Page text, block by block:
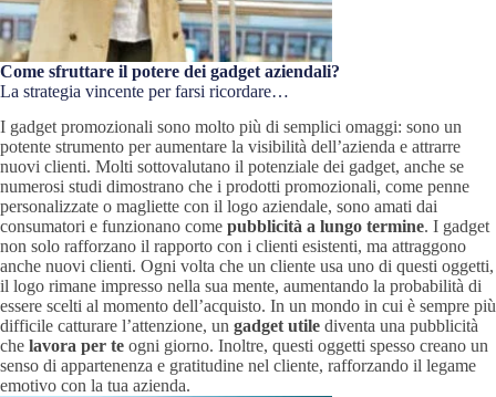
Come sfruttare il potere dei gadget aziendali?
La strategia vincente per farsi ricordare…
I gadget promozionali sono molto più di semplici omaggi: sono un
potente strumento per aumentare la visibilità dell’azienda e attrarre
nuovi clienti. Molti sottovalutano il potenziale dei gadget, anche se
numerosi studi dimostrano che i prodotti promozionali, come penne
personalizzate o magliette con il logo aziendale, sono amati dai
consumatori e funzionano come pubblicità a lungo termine. I gadget
non solo rafforzano il rapporto con i clienti esistenti, ma attraggono
anche nuovi clienti. Ogni volta che un cliente usa uno di questi oggetti,
il logo rimane impresso nella sua mente, aumentando la probabilità di
essere scelti al momento dell’acquisto. In un mondo in cui è sempre più
difficile catturare l’attenzione, un gadget utile diventa una pubblicità
che lavora per te ogni giorno. Inoltre, questi oggetti spesso creano un
senso di appartenenza e gratitudine nel cliente, rafforzando il legame
emotivo con la tua azienda.